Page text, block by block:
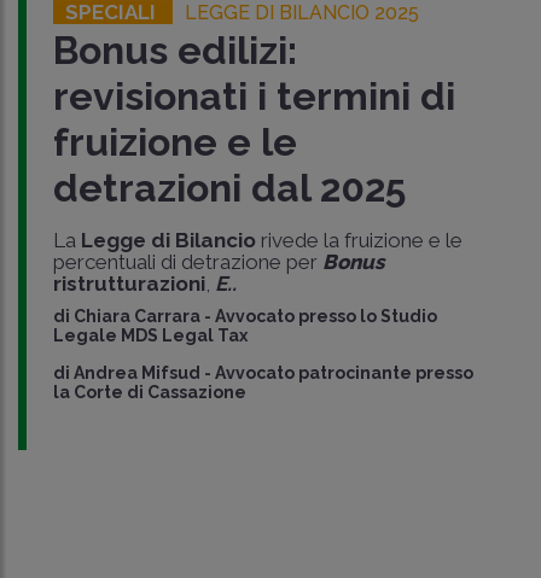
SPECIALI LEGGE DI BILANCIO 2025
Bonus edilizi:
revisionati i termini di
fruizione e le
detrazioni dal 2025
La Legge di Bilanciorivede la fruizione e le
percentuali di detrazione per Bonus
ristrutturazioni, E..
di Chiara Carrara - Avvocato presso lo Studio
Legale MDS Legal Tax
di Andrea Mifsud - Avvocato patrocinante presso
la Corte di Cassazione